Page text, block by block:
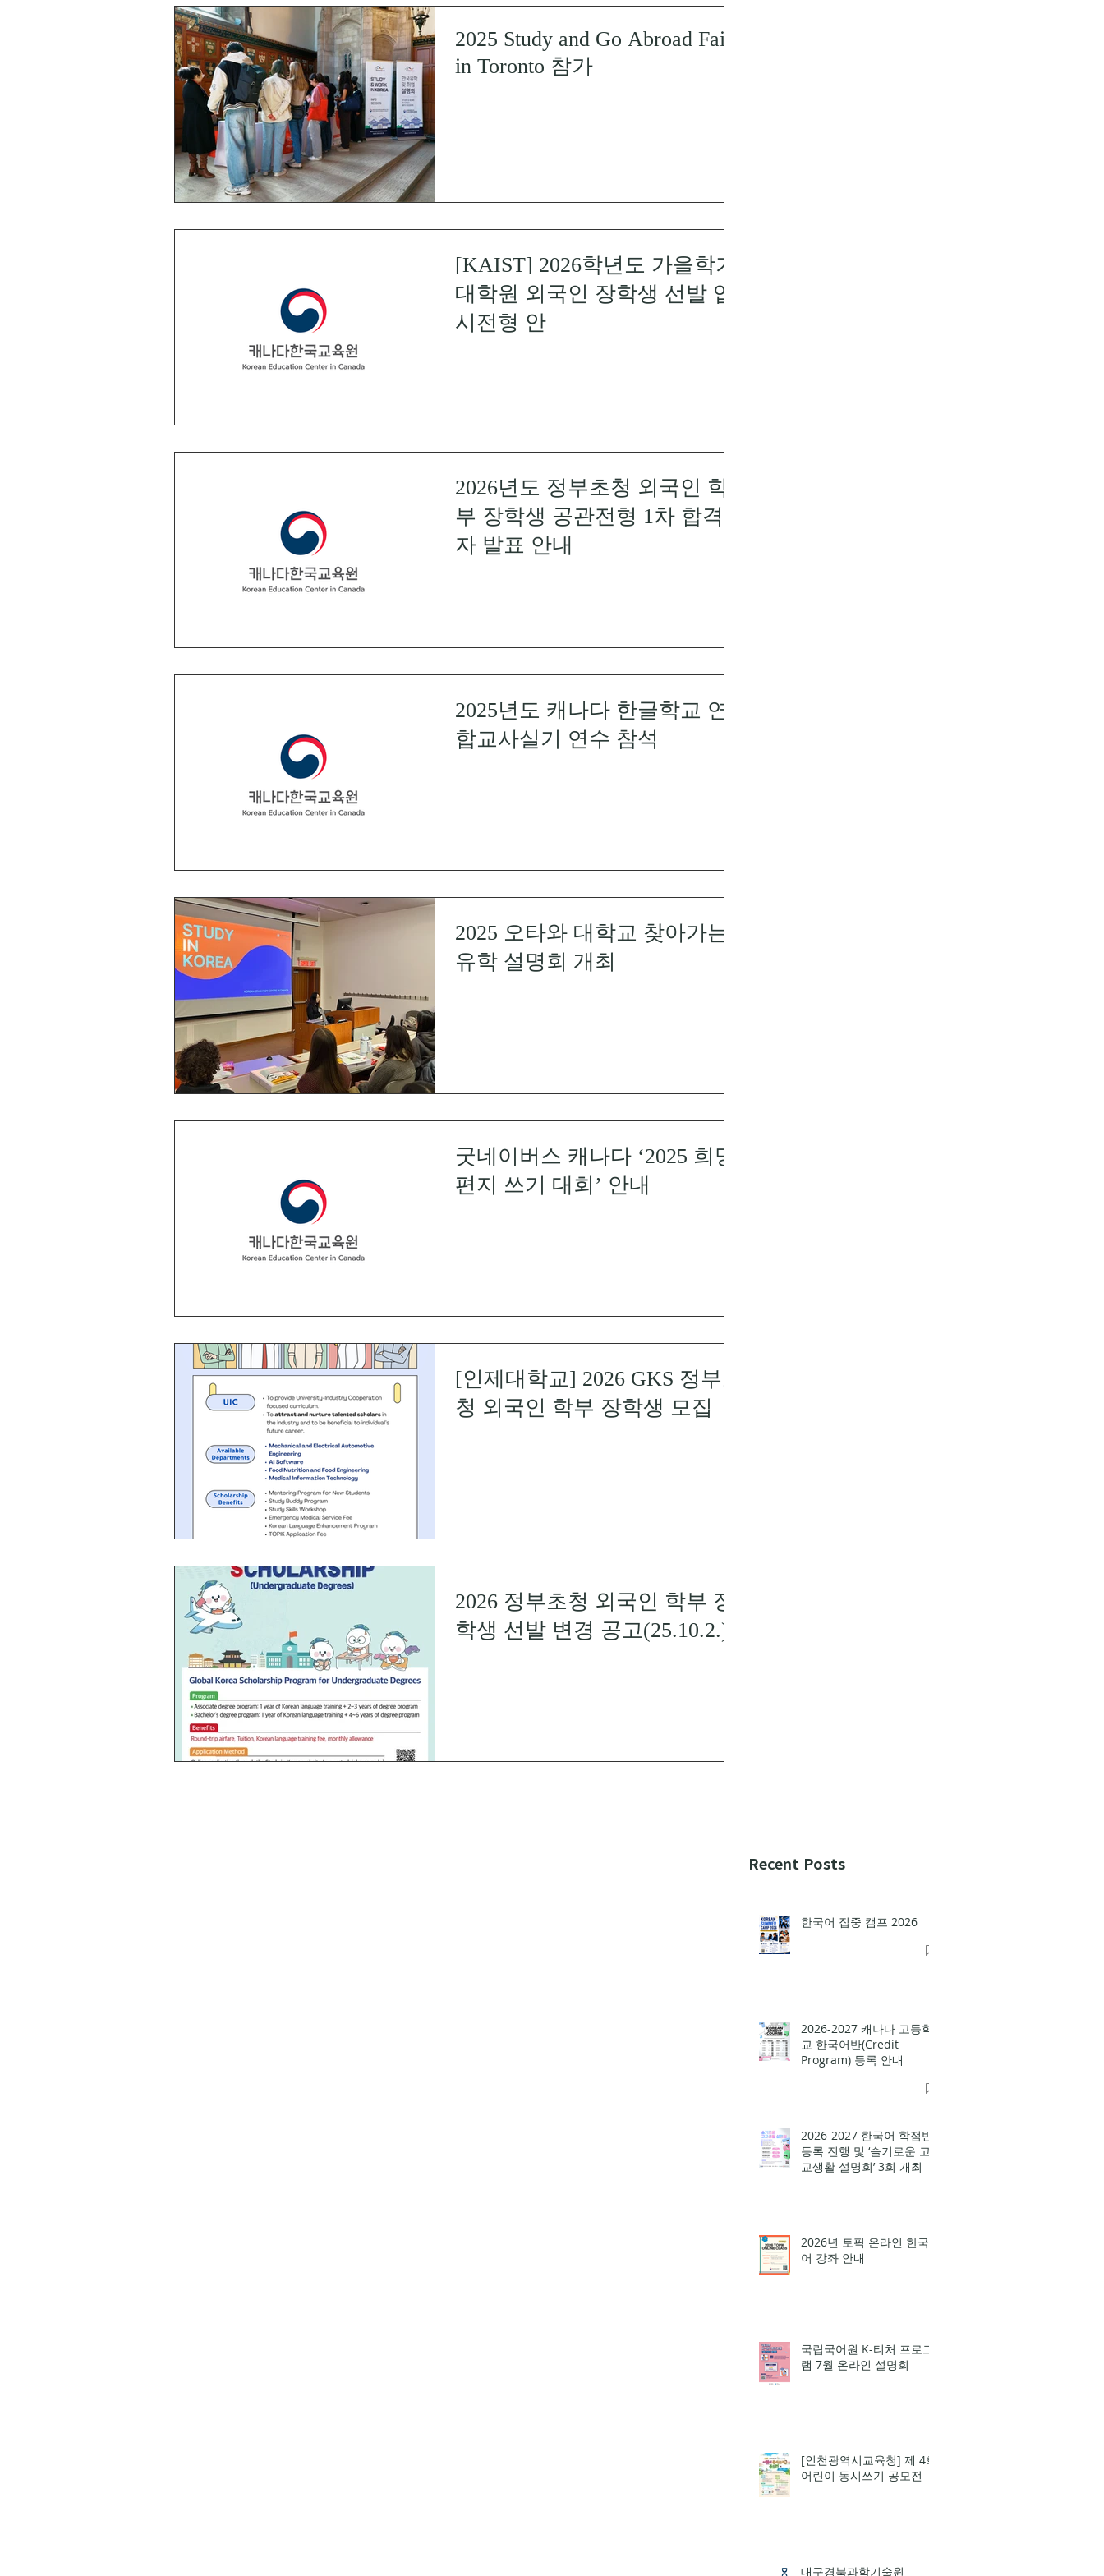
2025 Study and Go Abroad Fair
in Toronto 참가
[KAIST] 2026학년도 가을학기
대학원 외국인 장학생 선발 입
시전형 안
2026년도 정부초청 외국인 학
부 장학생 공관전형 1차 합격
자 발표 안내
2025년도 캐나다 한글학교 연
합교사실기 연수 참석
2025 오타와 대학교 찾아가는
유학 설명회 개최
굿네이버스 캐나다 ‘2025 희망
편지 쓰기 대회’ 안내
[인제대학교] 2026 GKS 정부초
청 외국인 학부 장학생 모집
2026 정부초청 외국인 학부 장
학생 선발 변경 공고(25.10.2.)
Recent Posts
한국어 집중 캠프 2026
2026-2027 캐나다 고등학
교 한국어반(Credit
Program) 등록 안내
2026-2027 한국어 학점반
등록 진행 및 ‘슬기로운 고
교생활 설명회’ 3회 개최
2026년 토픽 온라인 한국
어 강좌 안내
국립국어원 K-티처 프로그
램 7월 온라인 설명회
[인천광역시교육청] 제 4회
어린이 동시쓰기 공모전
대구경북과학기술원